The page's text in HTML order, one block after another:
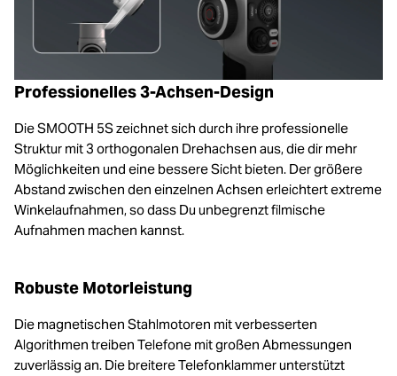
Professionelles 3-Achsen-Design
Die SMOOTH 5S zeichnet sich durch ihre professionelle
Struktur mit 3 orthogonalen Drehachsen aus, die dir mehr
Möglichkeiten und eine bessere Sicht bieten. Der größere
Abstand zwischen den einzelnen Achsen erleichtert extreme
Winkelaufnahmen, so dass Du unbegrenzt filmische
Aufnahmen machen kannst.
Robuste Motorleistung
Die magnetischen Stahlmotoren mit verbesserten
Algorithmen treiben Telefone mit großen Abmessungen
zuverlässig an. Die breitere Telefonklammer unterstützt